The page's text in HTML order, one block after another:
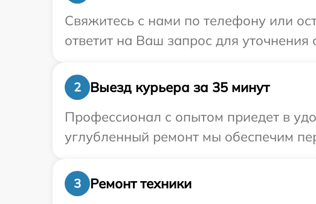
Свяжитесь с нами по телефону или
ответит на Ваш запрос для
2
Выезд курьера за 35 минут
Профессионал с опытом приедет в
углубленный ремонт мы обеспечим
3
Ремонт техники